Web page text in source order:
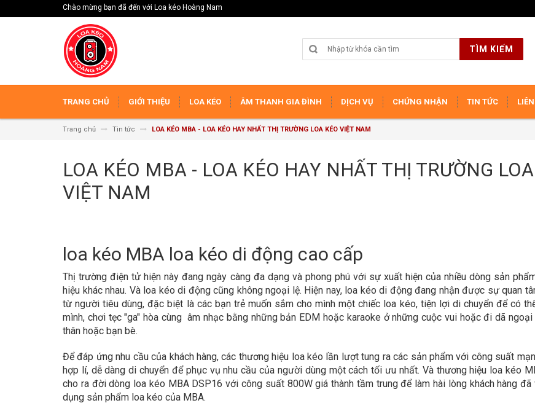
Chào mừng bạn đã đến với Loa kéo Hoàng Nam
TÌM KIẾM
TRANG CHỦ GIỚI THIỆU LOA KÉO ÂM THANH GIA ĐÌNH DỊCH VỤ CHỨNG NHẬN TIN TỨC
Trang chủ Tin tức LOA KÉO MBA - LOA KÉO HAY NHẤT THỊ TRƯỜNG LOA KÉO VIỆT NAM
LOA KÉO MBA - LOA KÉO HAY NHẤT THỊ TRƯỜNG
VIỆT NAM
loa kéo MBA loa kéo di động cao cấp
Thị trường điện tử hiện này đang ngày càng đa dạng và phong phú với sự xuất hiện của nhiều dòng sản
hiệu khác nhau. Và loa kéo di động cũng không ngoại lệ. Hiện nay, loa kéo di động đang nhận được sự quan
từ người tiêu dùng, đặc biệt là các bạn trẻ muốn sắm cho mình một chiếc loa kéo, tiện lợi di chuyển để có
mình, chơi tẹc "ga" hòa cùng âm nhạc bằng những bản EDM hoặc karaoke ở những cuộc vui hoặc đi dã
thân hoặc bạn bè.
Để đáp ứng nhu cầu của khách hàng, các thương hiệu loa kéo lần lượt tung ra các sản phẩm với công suất
hợp lí, dễ dàng di chuyển để phục vụ nhu cầu của người dùng một cách tối ưu nhất. Và thương hiệu loa kéo
cho ra đời dòng loa kéo MBA DSP16 với công suất 800W giá thành tầm trung để làm hài lòng khách hàng
dụng sản phẩm loa kéo của MBA.